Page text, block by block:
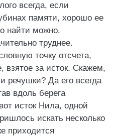
всегда, если
памяти, хорошо ее
найти можно.
труднее.
точку отсчета,
взятое за исток. Скажем,
речушки? Да его всегда
вдоль берега
исток Нила, одной
искать несколько
приходится